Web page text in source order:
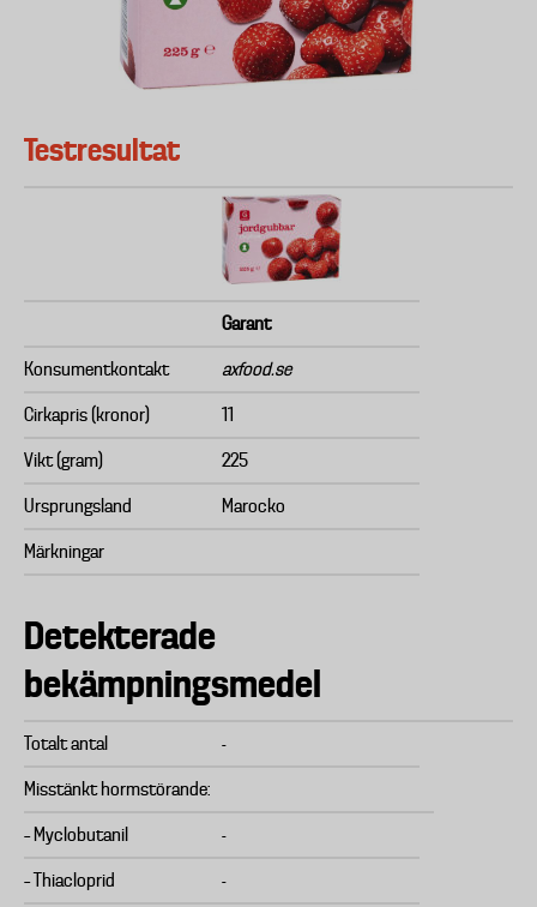
Testresultat
Garant
Konsumentkontakt axfood.se
Cirkapris (kronor) 11
Vikt (gram) 225
Ursprungsland Marocko
Märkningar
Detekterade
bekämpningsmedel
Totalt antal -
Misstänkt hormstörande:
– Myclobutanil -
– Thiacloprid -